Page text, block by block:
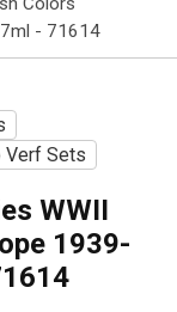
- 71614
Verf Sets
WWII
1939-